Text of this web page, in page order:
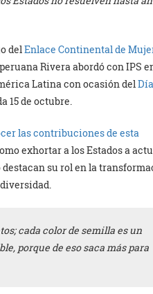
delEnlace Continental de
Rivera abordó con IPS
Latina con ocasión delDía
15 de octubre.
las contribuciones de esta
exhortar a los Estados a
destacan su rol en la
cada color de semilla es un
porque de eso saca más para